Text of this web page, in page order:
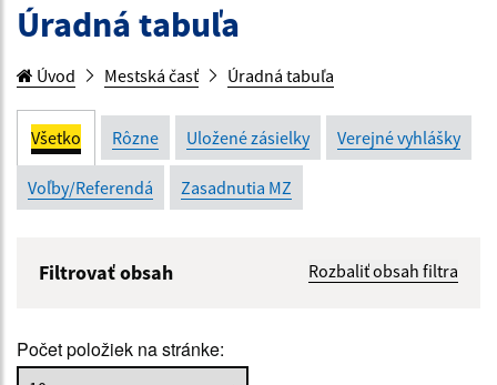
Úradná tabuľa
Úvod Mestská časť Úradná tabuľa
Všetko Rôzne Uložené zásielky Verejné vyhlášky
Voľby/Referendá Zasadnutia MZ
Filtrovať obsah Rozbaliť obsah filtra
Popis:
Počet položiek na stránke: